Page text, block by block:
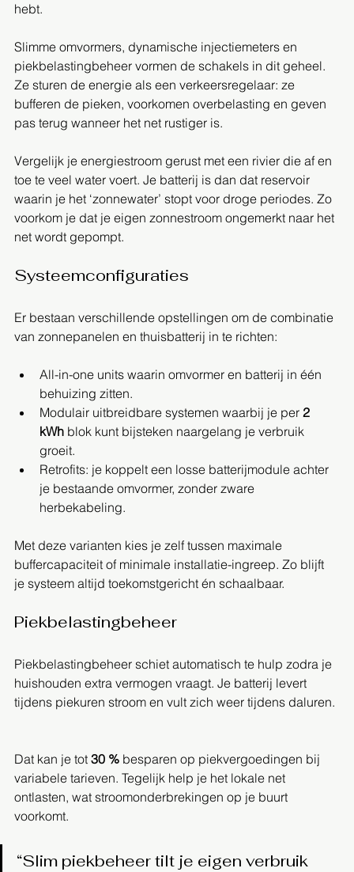
hebt.
Slimme omvormers, dynamische injectiemeters en
piekbelastingbeheer vormen de schakels in dit geheel.
Ze sturen de energie als een verkeersregelaar: ze
bufferen de pieken, voorkomen overbelasting en geven
pas terug wanneer het net rustiger is.
Vergelijk je energiestroom gerust met een rivier die af en
toe te veel water voert. Je batterij is dan dat reservoir
waarin je het ‘zonnewater’ stopt voor droge periodes. Zo
voorkom je dat je eigen zonnestroom ongemerkt naar het
net wordt gepompt.
Systeemconfiguraties
Er bestaan verschillende opstellingen om de combinatie
van zonnepanelen en thuisbatterij in te richten:
All-in-one units waarin omvormer en batterij in één
behuizing zitten.
Modulair uitbreidbare systemen waarbij je per 2
kWh blok kunt bijsteken naargelang je verbruik
groeit.
Retrofits: je koppelt een losse batterijmodule achter
je bestaande omvormer, zonder zware
herbekabeling.
Met deze varianten kies je zelf tussen maximale
buffercapaciteit of minimale installatie-ingreep. Zo blijft
je systeem altijd toekomstgericht én schaalbaar.
Piekbelastingbeheer
Piekbelastingbeheer schiet automatisch te hulp zodra je
huishouden extra vermogen vraagt. Je batterij levert
tijdens piekuren stroom en vult zich weer tijdens daluren.
Dat kan je tot 30 % besparen op piekvergoedingen bij
variabele tarieven. Tegelijk help je het lokale net
ontlasten, wat stroomonderbrekingen op je buurt
voorkomt.
“Slim piekbeheer tilt je eigen verbruik